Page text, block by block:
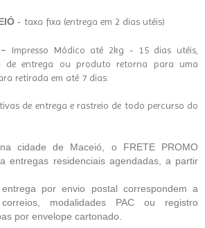
- taxa fixa (entrega em 2 dias utéis)
- Impresso Módico até 2kg - 15 dias utéis,
de entrega ou produto retorna para uma
retirada em até 7 dias.
de entrega e rastreio de todo percurso do
cidade de Maceió, o FRETE PROMO
entregas residenciais agendadas, a partir
por envio postal correspondem a
modalidades PAC ou registro
por envelope cartonado.